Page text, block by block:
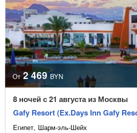
От 2 469 BYN
8 ночей с 21 августа из Москвы
Gafy Resort (Ex.Days Inn Gafy
Египет Шарм-эль-Шейх